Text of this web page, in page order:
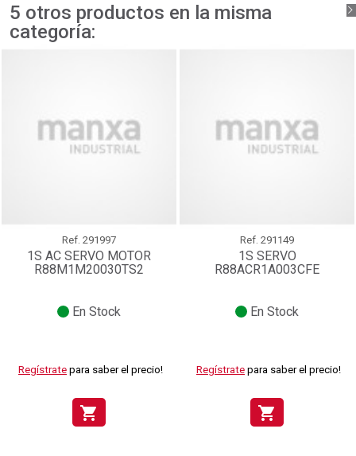
Cancelar
Cancelar Iniciar sesión
5 otros productos en la misma
categoría:
Ref. 291997
1S AC SERVO MOTOR
R88M1M20030TS2
En Stock
Regístrate para saber el precio!
shopping_cart
Ref. 291149
1S SERVO
R88ACR1A003CFE
En Stock
Regístrate para saber el precio!
shopping_cart